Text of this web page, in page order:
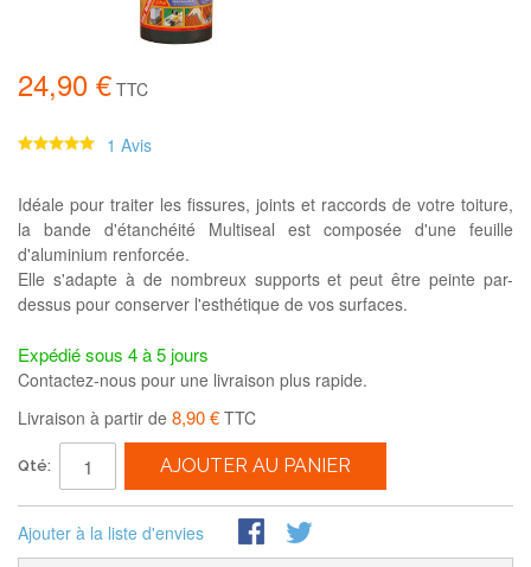
24,90 € TTC
1 Avis
Idéale pour traiter les fissures, joints et raccords de votre toiture,
la bande d'étanchéité Multiseal est composée d'une feuille
d'aluminium renforcée.
Elle s'adapte à de nombreux supports et peut être peinte par-
dessus pour conserver l'esthétique de vos surfaces.
Expédié sous 4 à 5 jours
Contactez-nous pour une livraison plus rapide.
Livraison à partir de 8,90 € TTC
Qté: AJOUTER AU PANIER
Ajouter à la liste d'envies